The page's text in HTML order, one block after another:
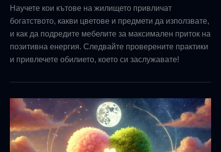
Научете кои кътове на жилището привличат
богатството, какви цветове и предмети да използвате,
и как да подредите мебелите за максимален приток на
позитивна енергия. Следвайте проверените практики
и привлечете обилието, което си заслужавате!